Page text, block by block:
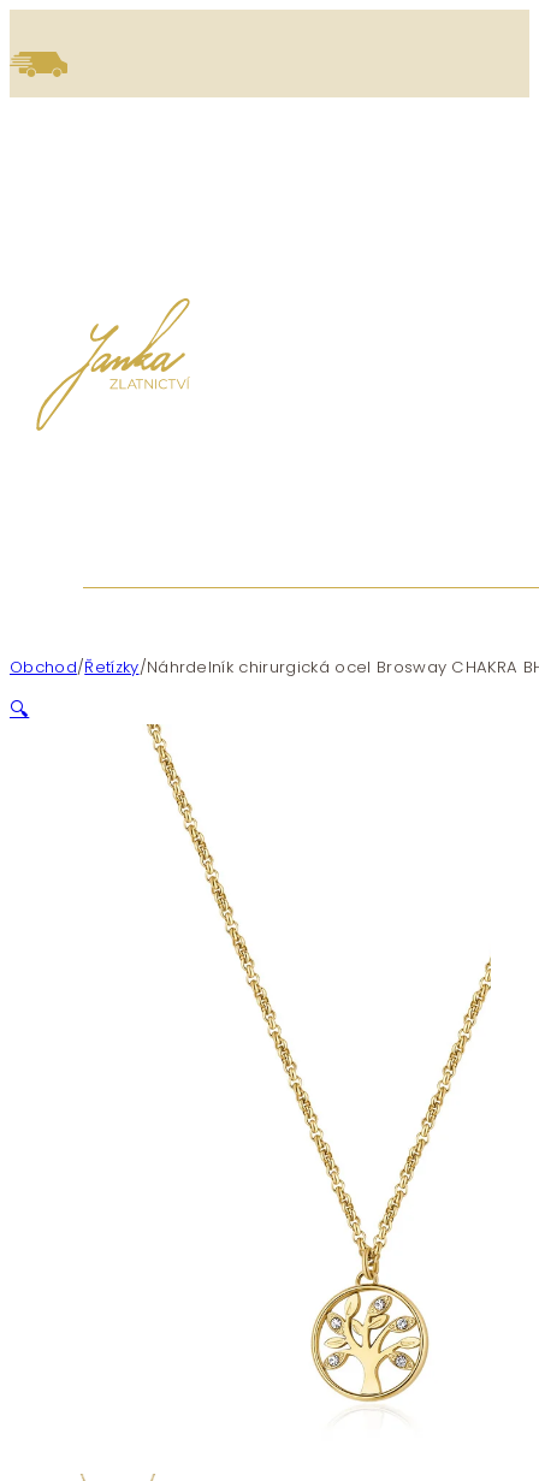
Obchod/Řetízky/Náhrdelník chirurgická ocel Brosway CHAKRA
🔍